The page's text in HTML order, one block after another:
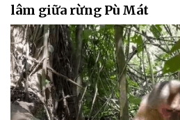
lâm giữa rừng Pù Mát